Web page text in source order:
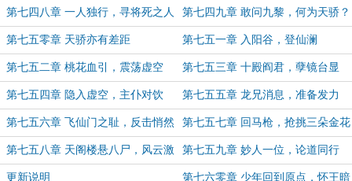
的业府 首
第七四八章 一人独行，寻将死之人 第七四九章 敢问九黎，何为天骄？
第七五零章 天骄亦有差距 第七五一章 入阳谷，登仙澜
第七五二章 桃花血引，震荡虚空 第七五三章 十殿阎君，孽镜台显
第七五四章 隐入虚空，主仆对饮 第七五五章 龙兄消息，准备发力
第七五六章 飞仙门之耻，反击悄然
而至
第七五七章 回马枪，抢挑三朵金花
第七五八章 天阁楼悬八尸，风云激
荡
第七五九章 妙人一位，论道同行
更新说明 第七六零章 少年回到原点，怀王暗